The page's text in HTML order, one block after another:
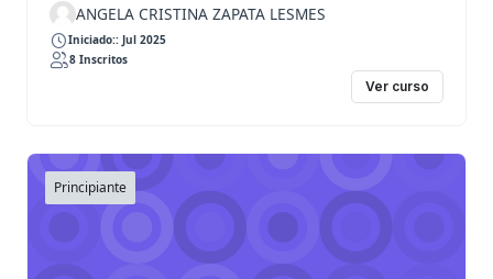
ANGELA CRISTINA ZAPATA LESMES
Iniciado:: Jul 2025
8 Inscritos
Ver curso
Principiante